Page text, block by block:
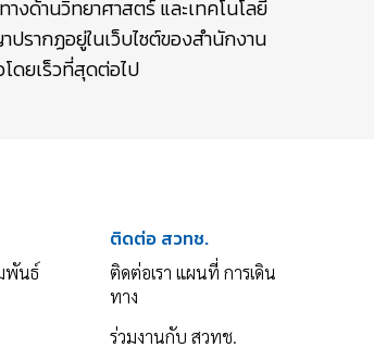
ด้านวิทยาศาสตร์ และเทคโนโลยี
รากฏอยู่ในเว็บไซต์ของสำนักงาน
ดยเร็วที่สุดต่อไป
พันธ์
ติดต่อ สวทช.
ติดต่อเรา แผนที่ การเดิน
ทาง
ร่วมงานกับ สวทช.